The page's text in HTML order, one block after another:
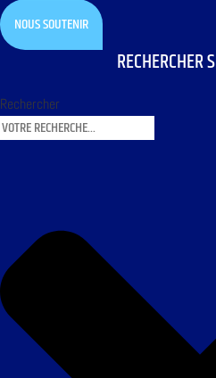
NOUS SOUTENIR
RECHERCHER
Rechercher